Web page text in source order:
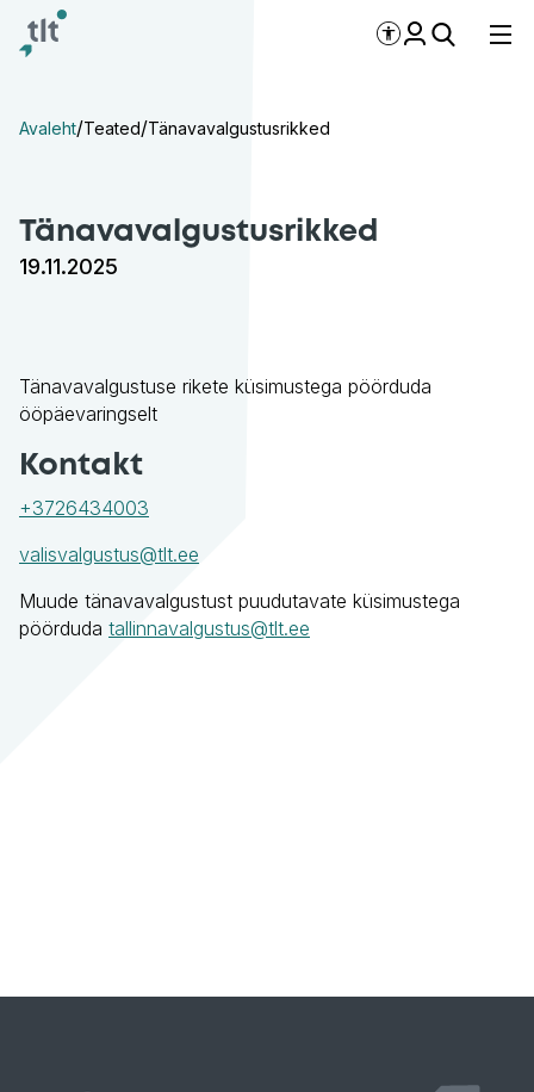
Liigu põhisisu juurde
Digiligipääsetavus
Avaleht/Teated/Tänava­valgustus­rikked
Tänava­valgustus­rikked
19.11.2025
Tänavavalgustuse rikete küsimustega pöörduda
ööpäevaringselt
Kontakt
+3726434003
valisvalgustus@tlt.ee
Muude tänavavalgustust puudutavate küsimustega
pöörduda tallinnavalgustus@tlt.ee